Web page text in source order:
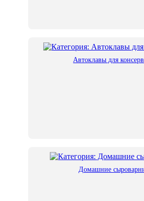
Автоклавы для
Домашние